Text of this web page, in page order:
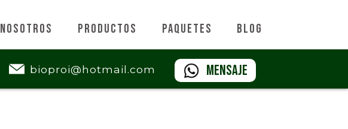
Nosotros Productos Paquetes Blog
bioproi@hotmail.com Mensaje